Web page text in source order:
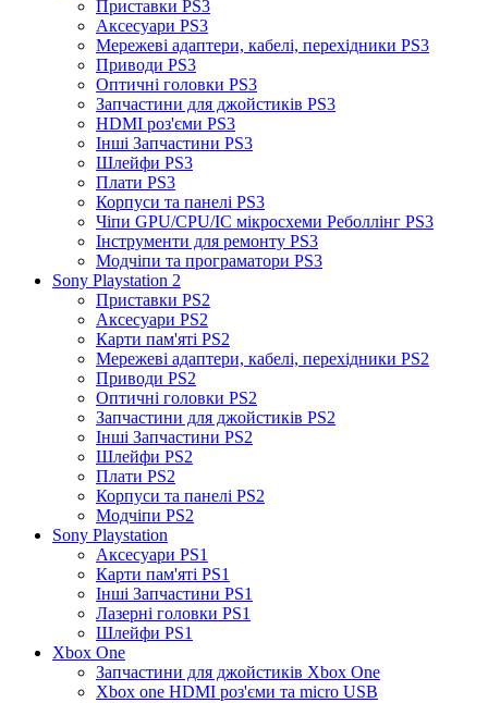
Приставки PS3
Аксесуари PS3
Мережеві адаптери, кабелі, перехідники PS3
Приводи PS3
Оптичні головки PS3
Запчастини для джойстиків PS3
HDMI роз'єми PS3
Інші Запчастини PS3
Шлейфи PS3
Плати PS3
Корпуси та панелі PS3
Чіпи GPU/CPU/IC мікросхеми Реболлінг PS3
Інструменти для ремонту PS3
Модчіпи та програматори PS3
Sony Playstation 2
Приставки PS2
Аксесуари PS2
Карти пам'яті PS2
Мережеві адаптери, кабелі, перехідники PS2
Приводи PS2
Оптичні головки PS2
Запчастини для джойстиків PS2
Інші Запчастини PS2
Шлейфи PS2
Плати PS2
Корпуси та панелі PS2
Модчіпи PS2
Sony Playstation
Аксесуари PS1
Карти пам'яті PS1
Інші Запчастини PS1
Лазерні головки PS1
Шлейфи PS1
Xbox One
Запчастини для джойстиків Xbox One
Xbox one HDMI роз'єми та micro USB